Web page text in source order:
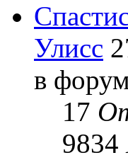
Улисс
в
17
9834